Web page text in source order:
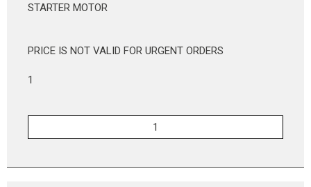
STARTER MOTOR
PRICE IS NOT VALID FOR URGENT ORDERS
1